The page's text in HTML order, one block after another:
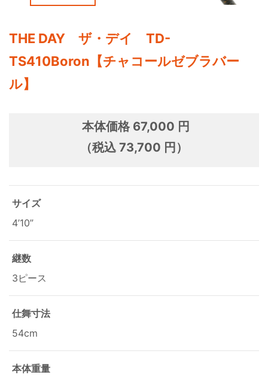
THE DAY ザ・デイ TD-
TS410Boron【チャコールゼブラバー
ル】
本体価格 67,000 円
（税込 73,700 円）
サイズ
4’10”
継数
3ピース
仕舞寸法
54cm
本体重量